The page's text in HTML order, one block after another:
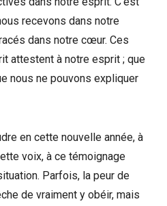
recevons dans notre
dans notre cœur. Ces
attestent à notre esprit ; que
nous ne pouvons expliquer
en cette nouvelle année, à
voix, à ce témoignage
Parfois, la peur de
de vraiment y obéir, mais